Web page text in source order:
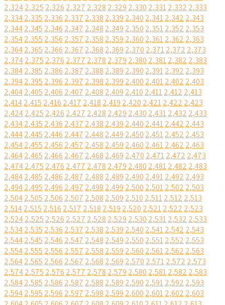
2,3242,325 2,326 2,327 2,328 2,329 2,330 2,3312,332 2,333
2,3342,335 2,336 2,337 2,338 2,339 2,340 2,3412,342 2,343
2,3442,345 2,346 2,347 2,348 2,349 2,350 2,3512,352 2,353
2,3542,355 2,356 2,357 2,358 2,359 2,360 2,3612,362 2,363
2,3642,365 2,366 2,367 2,368 2,369 2,370 2,3712,372 2,373
2,3742,375 2,376 2,377 2,378 2,379 2,380 2,3812,382 2,383
2,3842,385 2,386 2,387 2,388 2,389 2,390 2,3912,392 2,393
2,3942,395 2,396 2,397 2,398 2,399 2,400 2,4012,402 2,403
2,4042,405 2,406 2,407 2,408 2,409 2,410 2,4112,412 2,413
2,4142,415 2,416 2,417 2,418 2,419 2,420 2,4212,422 2,423
2,4242,425 2,426 2,427 2,428 2,429 2,430 2,4312,432 2,433
2,4342,435 2,436 2,437 2,438 2,439 2,440 2,4412,442 2,443
2,4442,445 2,446 2,447 2,448 2,449 2,450 2,4512,452 2,453
2,4542,455 2,456 2,457 2,458 2,459 2,460 2,4612,462 2,463
2,4642,465 2,466 2,467 2,468 2,469 2,470 2,4712,472 2,473
2,4742,475 2,476 2,477 2,478 2,479 2,480 2,4812,482 2,483
2,4842,485 2,486 2,487 2,488 2,489 2,490 2,4912,492 2,493
2,4942,495 2,496 2,497 2,498 2,499 2,500 2,5012,502 2,503
2,5042,505 2,506 2,507 2,508 2,509 2,510 2,5112,512 2,513
2,5142,515 2,516 2,517 2,518 2,519 2,520 2,5212,522 2,523
2,5242,525 2,526 2,527 2,528 2,529 2,530 2,5312,532 2,533
2,5342,535 2,536 2,537 2,538 2,539 2,540 2,5412,542 2,543
2,5442,545 2,546 2,547 2,548 2,549 2,550 2,5512,552 2,553
2,5542,555 2,556 2,557 2,558 2,559 2,560 2,5612,562 2,563
2,5642,565 2,566 2,567 2,568 2,569 2,570 2,5712,572 2,573
2,5742,575 2,576 2,577 2,578 2,579 2,580 2,5812,582 2,583
2,5842,585 2,586 2,587 2,588 2,589 2,590 2,5912,592 2,593
2,5942,595 2,596 2,597 2,598 2,599 2,600 2,6012,602 2,603